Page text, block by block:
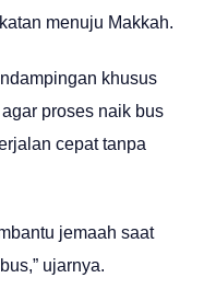
menuju Makkah.
khusus
proses naik bus
cepat tanpa
jemaah saat
ujarnya.